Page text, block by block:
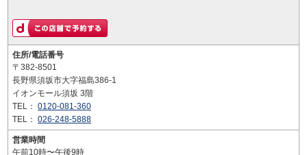
住所/電話番号
〒382-8501
長野県須坂市大字福島386-1
イオンモール須坂 3階
TEL： 0120-081-360
TEL： 026-248-5888
営業時間
午前10時〜午後9時